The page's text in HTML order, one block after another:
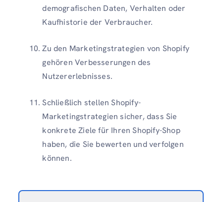
demografischen Daten, Verhalten oder
Kaufhistorie der Verbraucher.
Zu den Marketingstrategien von Shopify
gehören Verbesserungen des
Nutzererlebnisses.
Schließlich stellen Shopify-
Marketingstrategien sicher, dass Sie
konkrete Ziele für Ihren Shopify-Shop
haben, die Sie bewerten und verfolgen
können.